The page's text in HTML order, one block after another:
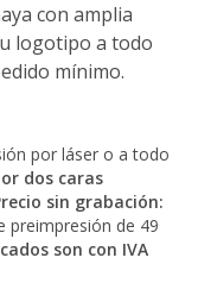
con amplia
logotipo a todo
mínimo.
por láser o a todo
dos caras
sin grabación:
preimpresión de 49
son con IVA